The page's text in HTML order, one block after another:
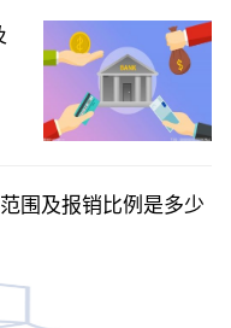
围及报销比例是多少